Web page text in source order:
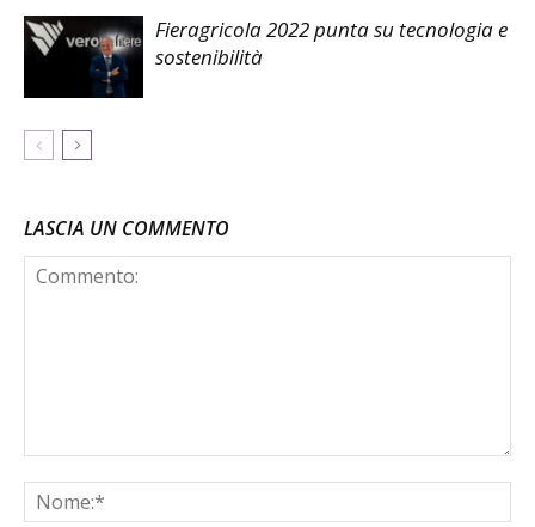
Fieragricola 2022 punta su tecnologia e
sostenibilità
LASCIA UN COMMENTO